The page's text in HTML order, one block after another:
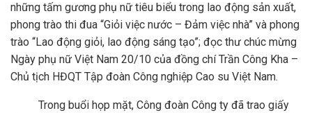
những tấm gương phụ nữ tiêu biểu trong lao động sản xuất,
phong trào thi đua “Giỏi việc nước – Đảm việc nhà” và phong
trào “Lao động giỏi, lao động sáng tạo”; đọc thư chúc mừng
Ngày phụ nữ Việt Nam 20/10 của đồng chí Trần Công Kha –
Chủ tịch HĐQT Tập đoàn Công nghiệp Cao su Việt Nam.
Trong buổi họp mặt, Công đoàn Công ty đã trao giấy